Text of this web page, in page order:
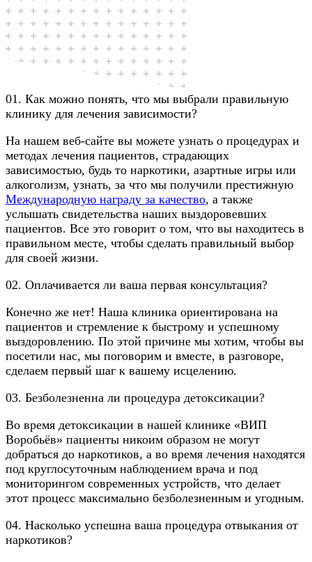
01. Как можно понять, что мы выбрали правильную
клинику для лечения зависимости?
На нашем веб-сайте вы можете узнать о процедурах и
методах лечения пациентов, страдающих
зависимостью, будь то наркотики, азартные игры или
алкоголизм, узнать, за что мы получили престижную
Международную награду за качество, а также
услышать свидетельства наших выздоровевших
пациентов. Все это говорит о том, что вы находитесь в
правильном месте, чтобы сделать правильный выбор
для своей жизни.
02. Оплачивается ли ваша первая консультация?
Конечно же нет! Наша клиника ориентирована на
пациентов и стремление к быстрому и успешному
выздоровлению. По этой причине мы хотим, чтобы вы
посетили нас, мы поговорим и вместе, в разговоре,
сделаем первый шаг к вашему исцелению.
03. Безболезненна ли процедура детоксикации?
Во время детоксикации в нашей клинике «ВИП
Воробьёв» пациенты никоим образом не могут
добраться до наркотиков, а во время лечения находятся
под круглосуточным наблюдением врача и под
мониторингом современных устройств, что делает
этот процесс максимально безболезненным и угодным.
04. Насколько успешна ваша процедура отвыкания от
наркотиков?